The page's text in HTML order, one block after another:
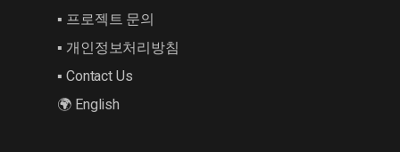
▪︎ 프로젝트 문의
▪︎ 개인정보처리방침
▪︎ Contact Us
🌍 English